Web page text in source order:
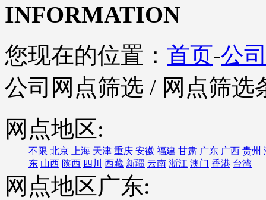
INFORMATION
您现在的位置： 首页-公
公司网点筛选 / 网点筛选
网点地区:
不限 北京 上海 天津 重庆 安徽 福建 甘肃 广东 广西 贵州
东 山西 陕西 四川 西藏 新疆 云南 浙江 澳门 香港 台湾
网点地区广东: